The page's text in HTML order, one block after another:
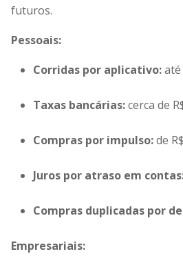
futuros.
Pessoais:
Corridas por aplicativo:
Taxas bancárias:cerca de
Compras por impulso:de
Juros por atraso em
Compras duplicadas por
Empresariais: